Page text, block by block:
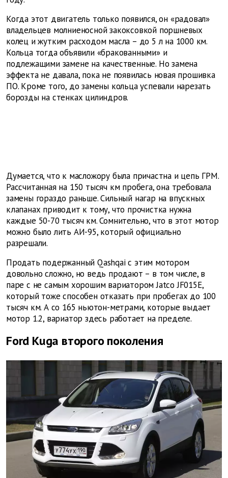
Когда этот двигатель только появился, он «радовал»
владельцев молниеносной закоксовкой поршневых
колец и жутким расходом масла – до 5 л на 1000 км.
Кольца тогда объявили «бракованными» и
подлежащими замене на качественные. Но замена
эффекта не давала, пока не появилась новая прошивка
ПО. Кроме того, до замены кольца успевали нарезать
борозды на стенках цилиндров.
Думается, что к масложору была причастна и цепь ГРМ.
Рассчитанная на 150 тысяч км пробега, она требовала
замены гораздо раньше. Сильный нагар на впускных
клапанах приводит к тому, что прочистка нужна
каждые 50-70 тысяч км. Сомнительно, что в этот мотор
можно было лить АИ-95, который официально
разрешали.
Продать подержанный Qashqai с этим мотором
довольно сложно, но ведь продают – в том числе, в
паре с не самым хорошим вариатором Jatco JF015E,
который тоже способен отказать при пробегах до 100
тысяч км. А со 165 ньютон-метрами, которые выдает
мотор 1.2, вариатор здесь работает на пределе.
Ford Kuga второго поколения